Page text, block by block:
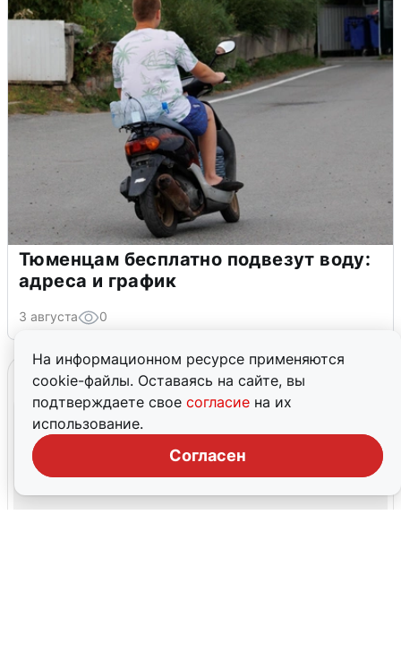
На информационном ресурсе применяются
cookie-файлы. Оставаясь на сайте, вы
подтверждаете свое согласие на их
использование.
Согласен
Тюменцам бесплатно подвезут воду:
адреса и график
3 августа 0